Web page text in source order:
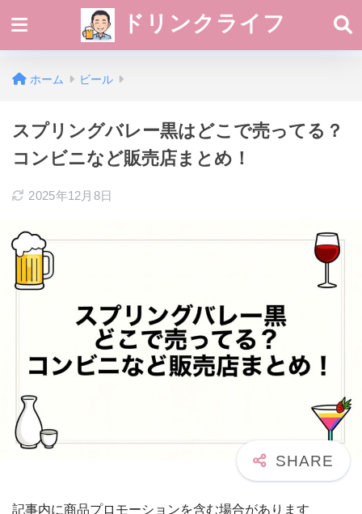
ドリンクライフ
ホーム ビール
スプリングバレー黒はどこで売ってる？
コンビニなど販売店まとめ！
2025年12月8日
記事内に商品プロモーションを含む場合があります